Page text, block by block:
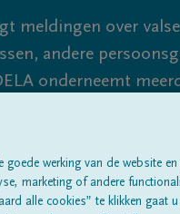
meldingen over
andere
onderneemt
waakzaam.
Over ons
werking van de website en
marketing of andere
alle cookies” te klikken gaat